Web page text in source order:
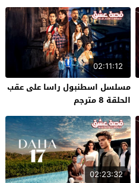
02:11:12
مسلسل اسطنبول راسا على عقب
الحلقة 8 مترجم
02:23:32